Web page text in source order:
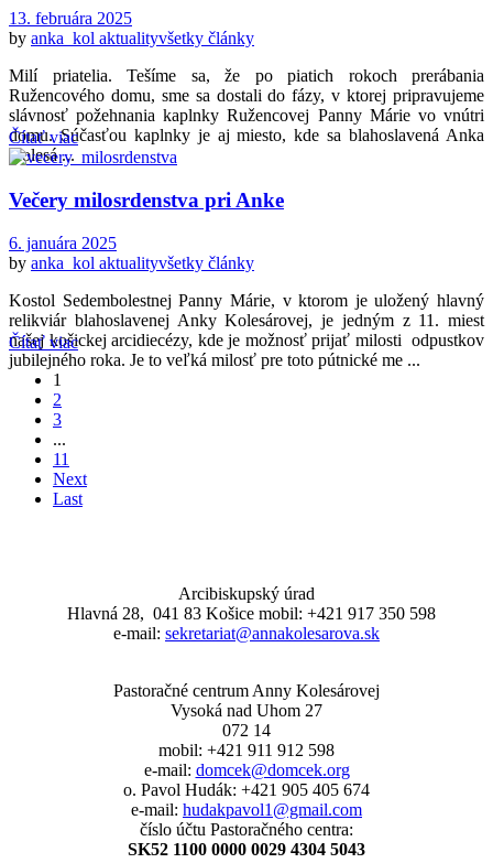
13. februára 2025
by anka_kol aktualityvšetky články
Milí priatelia. Tešíme sa, že po piatich rokoch prerábania
Ružencového domu, sme sa dostali do fázy, v ktorej pripravujeme
slávnosť požehnania kaplnky Ružencovej Panny Márie vo vnútri
domu. Súčasťou kaplnky je aj miesto, kde sa blahoslavená Anka
Kolesá ...
Čítať viac
Večery milosrdenstva pri Anke
6. januára 2025
by anka_kol aktualityvšetky články
Kostol Sedembolestnej Panny Márie, v ktorom je uložený hlavný
relikviár blahoslavenej Anky Kolesárovej, je jedným z 11. miest
našej košickej arcidiecézy, kde je možnosť prijať milosti odpustkov
jubilejného roka. Je to veľká milosť pre toto pútnické me ...
Čítať viac
1
2
3
...
11
Next
Last
Arcibiskupský úrad
Hlavná 28, 041 83 Košice mobil: +421 917 350 598
e-mail: sekretariat@annakolesarova.sk
Pastoračné centrum Anny Kolesárovej
Vysoká nad Uhom 27
072 14
mobil: +421 911 912 598
e-mail: domcek@domcek.org
o. Pavol Hudák: +421 905 405 674
e-mail: hudakpavol1@gmail.com
číslo účtu Pastoračného centra:
SK52 1100 0000 0029 4304 5043